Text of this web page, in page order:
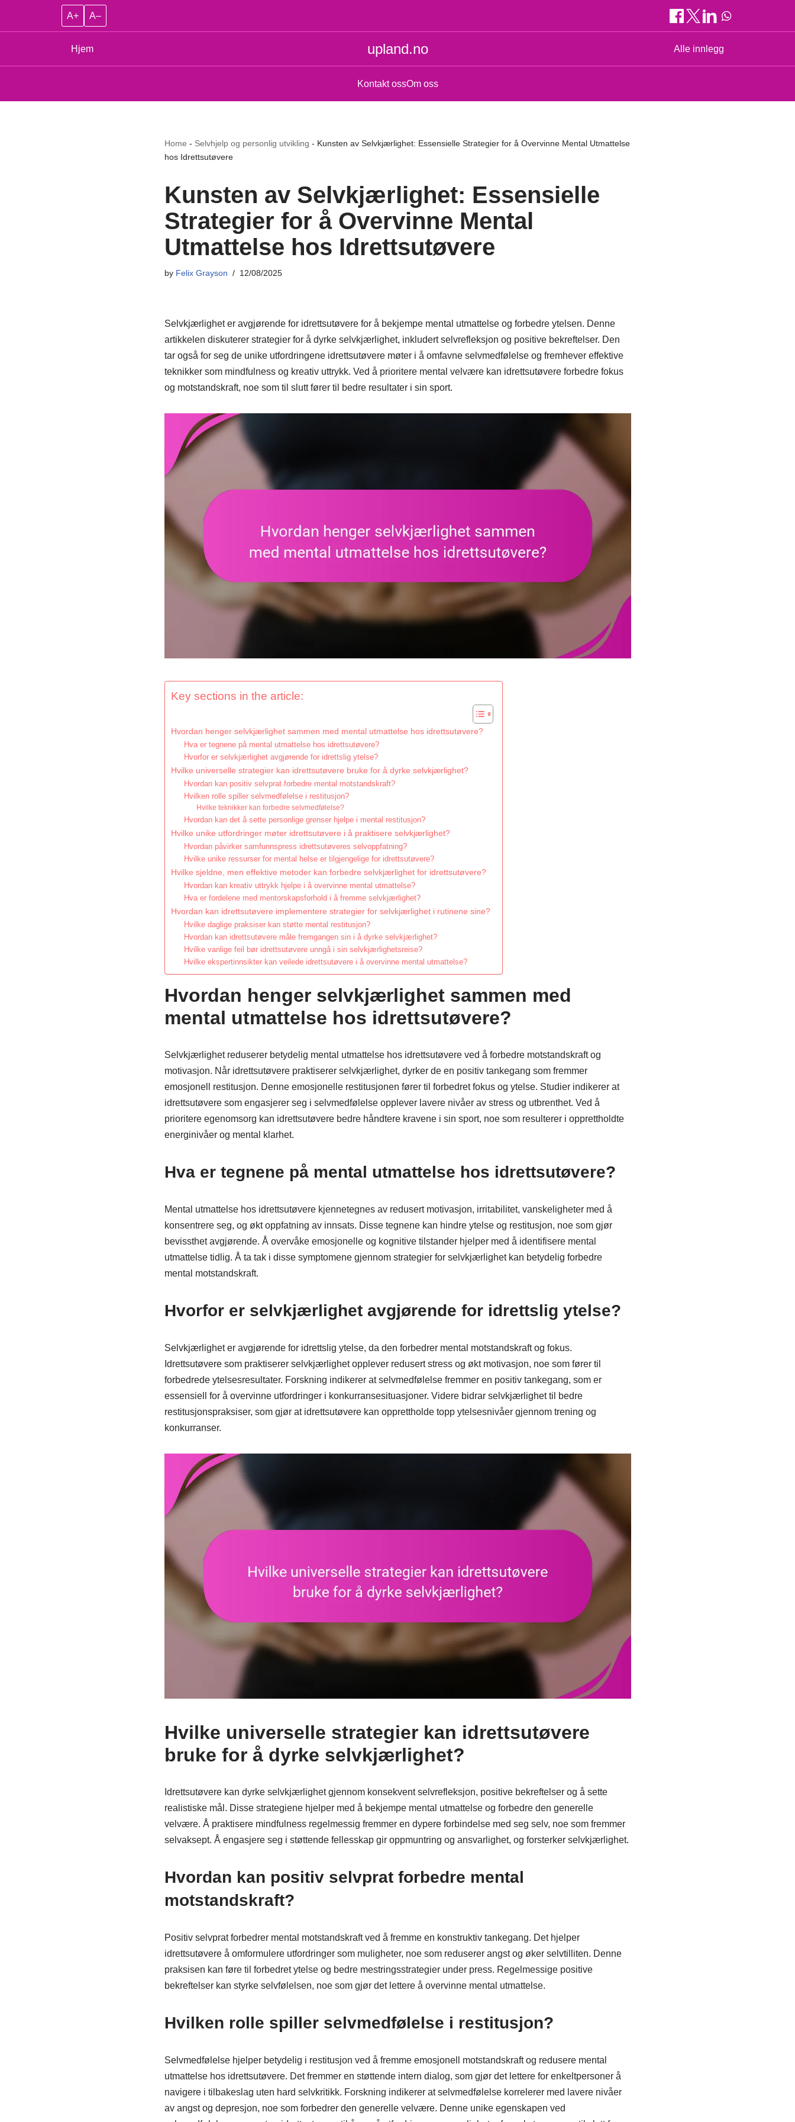
A+ A–
Hjem upland.no Alle innlegg
Kontakt ossOm oss
Home - Selvhjelp og personlig utvikling - Kunsten av Selvkjærlighet: Essensielle Strategier for å Overvinne Mental Utmattelse
hos Idrettsutøvere
Kunsten av Selvkjærlighet: Essensielle
Strategier for å Overvinne Mental
Utmattelse hos Idrettsutøvere
by Felix Grayson 12/08/2025
Selvkjærlighet er avgjørende for idrettsutøvere for å bekjempe mental utmattelse og forbedre ytelsen. Denne
artikkelen diskuterer strategier for å dyrke selvkjærlighet, inkludert selvrefleksjon og positive bekreftelser. Den
tar også for seg de unike utfordringene idrettsutøvere møter i å omfavne selvmedfølelse og fremhever effektive
teknikker som mindfulness og kreativ uttrykk. Ved å prioritere mental velvære kan idrettsutøvere forbedre fokus
og motstandskraft, noe som til slutt fører til bedre resultater i sin sport.
Key sections in the article:
Hvordan henger selvkjærlighet sammen med mental utmattelse hos idrettsutøvere?
Hva er tegnene på mental utmattelse hos idrettsutøvere?
Hvorfor er selvkjærlighet avgjørende for idrettslig ytelse?
Hvilke universelle strategier kan idrettsutøvere bruke for å dyrke selvkjærlighet?
Hvordan kan positiv selvprat forbedre mental motstandskraft?
Hvilken rolle spiller selvmedfølelse i restitusjon?
Hvilke teknikker kan forbedre selvmedfølelse?
Hvordan kan det å sette personlige grenser hjelpe i mental restitusjon?
Hvilke unike utfordringer møter idrettsutøvere i å praktisere selvkjærlighet?
Hvordan påvirker samfunnspress idrettsutøveres selvoppfatning?
Hvilke unike ressurser for mental helse er tilgjengelige for idrettsutøvere?
Hvilke sjeldne, men effektive metoder kan forbedre selvkjærlighet for idrettsutøvere?
Hvordan kan kreativ uttrykk hjelpe i å overvinne mental utmattelse?
Hva er fordelene med mentorskapsforhold i å fremme selvkjærlighet?
Hvordan kan idrettsutøvere implementere strategier for selvkjærlighet i rutinene sine?
Hvilke daglige praksiser kan støtte mental restitusjon?
Hvordan kan idrettsutøvere måle fremgangen sin i å dyrke selvkjærlighet?
Hvilke vanlige feil bør idrettsutøvere unngå i sin selvkjærlighetsreise?
Hvilke ekspertinnsikter kan veilede idrettsutøvere i å overvinne mental utmattelse?
Hvordan henger selvkjærlighet sammen med
mental utmattelse hos idrettsutøvere?
Selvkjærlighet reduserer betydelig mental utmattelse hos idrettsutøvere ved å forbedre motstandskraft og
motivasjon. Når idrettsutøvere praktiserer selvkjærlighet, dyrker de en positiv tankegang som fremmer
emosjonell restitusjon. Denne emosjonelle restitusjonen fører til forbedret fokus og ytelse. Studier indikerer at
idrettsutøvere som engasjerer seg i selvmedfølelse opplever lavere nivåer av stress og utbrenthet. Ved å
prioritere egenomsorg kan idrettsutøvere bedre håndtere kravene i sin sport, noe som resulterer i opprettholdte
energinivåer og mental klarhet.
Hva er tegnene på mental utmattelse hos idrettsutøvere?
Mental utmattelse hos idrettsutøvere kjennetegnes av redusert motivasjon, irritabilitet, vanskeligheter med å
konsentrere seg, og økt oppfatning av innsats. Disse tegnene kan hindre ytelse og restitusjon, noe som gjør
bevissthet avgjørende. Å overvåke emosjonelle og kognitive tilstander hjelper med å identifisere mental
utmattelse tidlig. Å ta tak i disse symptomene gjennom strategier for selvkjærlighet kan betydelig forbedre
mental motstandskraft.
Hvorfor er selvkjærlighet avgjørende for idrettslig ytelse?
Selvkjærlighet er avgjørende for idrettslig ytelse, da den forbedrer mental motstandskraft og fokus.
Idrettsutøvere som praktiserer selvkjærlighet opplever redusert stress og økt motivasjon, noe som fører til
forbedrede ytelsesresultater. Forskning indikerer at selvmedfølelse fremmer en positiv tankegang, som er
essensiell for å overvinne utfordringer i konkurransesituasjoner. Videre bidrar selvkjærlighet til bedre
restitusjonspraksiser, som gjør at idrettsutøvere kan opprettholde topp ytelsesnivåer gjennom trening og
konkurranser.
Hvilke universelle strategier kan idrettsutøvere
bruke for å dyrke selvkjærlighet?
Idrettsutøvere kan dyrke selvkjærlighet gjennom konsekvent selvrefleksjon, positive bekreftelser og å sette
realistiske mål. Disse strategiene hjelper med å bekjempe mental utmattelse og forbedre den generelle
velvære. Å praktisere mindfulness regelmessig fremmer en dypere forbindelse med seg selv, noe som fremmer
selvaksept. Å engasjere seg i støttende fellesskap gir oppmuntring og ansvarlighet, og forsterker selvkjærlighet.
Hvordan kan positiv selvprat forbedre mental
motstandskraft?
Positiv selvprat forbedrer mental motstandskraft ved å fremme en konstruktiv tankegang. Det hjelper
idrettsutøvere å omformulere utfordringer som muligheter, noe som reduserer angst og øker selvtilliten. Denne
praksisen kan føre til forbedret ytelse og bedre mestringsstrategier under press. Regelmessige positive
bekreftelser kan styrke selvfølelsen, noe som gjør det lettere å overvinne mental utmattelse.
Hvilken rolle spiller selvmedfølelse i restitusjon?
Selvmedfølelse hjelper betydelig i restitusjon ved å fremme emosjonell motstandskraft og redusere mental
utmattelse hos idrettsutøvere. Det fremmer en støttende intern dialog, som gjør det lettere for enkeltpersoner å
navigere i tilbakeslag uten hard selvkritikk. Forskning indikerer at selvmedfølelse korrelerer med lavere nivåer
av angst og depresjon, noe som forbedrer den generelle velvære. Denne unike egenskapen ved